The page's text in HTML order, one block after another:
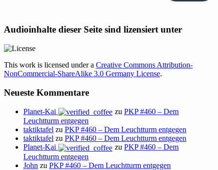
Audioinhalte dieser Seite sind lizensiert unter
This work is licensed under a Creative Commons Attribution-
NonCommercial-ShareAlike 3.0 Germany License.
Neueste Kommentare
Planet-Kai zuPKP #460 – Dem
Leuchtturm entgegen
taktiktafel zu PKP #460 – Dem Leuchtturm entgegen
taktiktafel zu PKP #460 – Dem Leuchtturm entgegen
Planet-Kai
zuPKP #460 – Dem
Leuchtturm entgegen
John zu PKP #460 – Dem Leuchtturm entgegen